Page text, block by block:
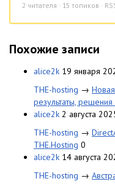
2 читателя · 15 топиков ·
Похожие записи
alice2k 19 января
THE-hosting →
результаты,
alice2k 2 августа
THE-hosting →
THE.Hosting 0
alice2k 14 августа
THE-hosting →